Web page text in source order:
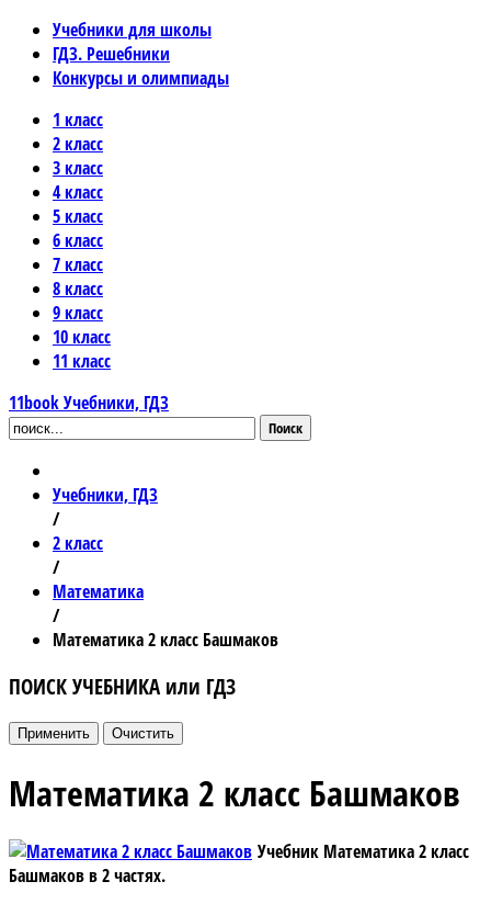
Учебники для школы
ГДЗ. Решебники
Конкурсы и олимпиады
1 класс
2 класс
3 класс
4 класс
5 класс
6 класс
7 класс
8 класс
9 класс
10 класс
11 класс
11bookУчебники, ГДЗ
Поиск
Учебники, ГДЗ
/
2 класс
/
Математика
/
Математика 2 класс Башмаков
ПОИСК УЧЕБНИКА или ГДЗ
Математика 2 класс Башмаков
Учебник Математика 2 класс
Башмаковв 2 частях.